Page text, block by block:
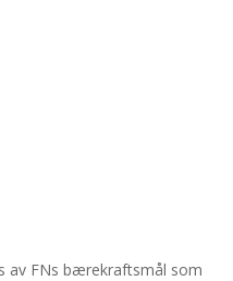
av FNs bærekraftsmål som